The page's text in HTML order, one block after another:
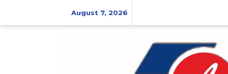
August 7, 2026